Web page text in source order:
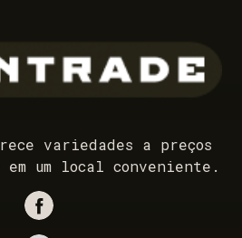
variedades a preços
um local conveniente.